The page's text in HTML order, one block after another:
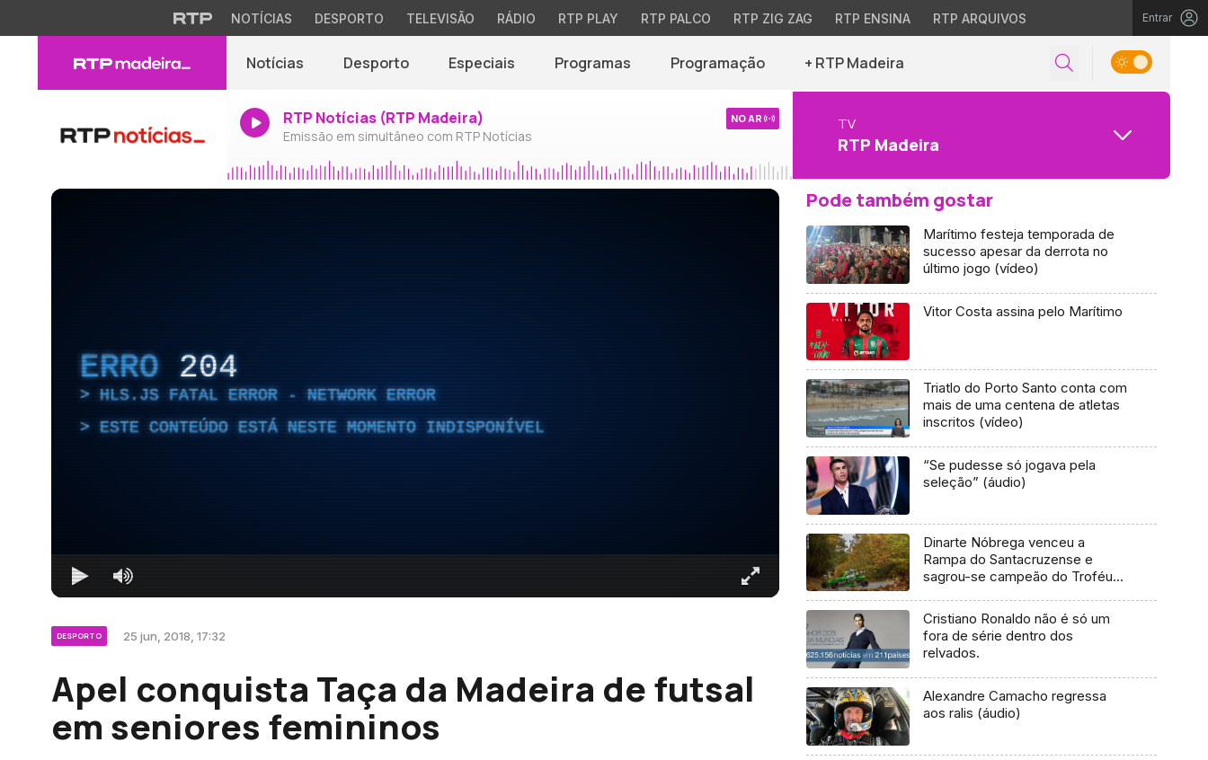
NOTÍCIAS DESPORTO TELEVISÃO RÁDIO RTP PLAY RTP PALCO RTP ZIG ZAG RTP ENSINA RTP ARQUIVOS Entrar
Notícias Desporto Especiais Programas Programação + RTP Madeira
RTP Notícias (RTP Madeira)
Emissão em simultâneo com RTP Notícias
NO AR TV
RTP Madeira
ERRO 204
HLS.JS FATAL ERROR - NETWORK ERROR
ESTE CONTEÚDO ESTÁ NESTE MOMENTO INDISPONÍVEL
DESPORTO 25 jun, 2018, 17:32
Apel conquista Taça da Madeira de futsal
em seniores femininos
Pode também gostar
Marítimo festeja temporada de
sucesso apesar da derrota no
último jogo (vídeo)
Vitor Costa assina pelo Marítimo
Triatlo do Porto Santo conta com
mais de uma centena de atletas
inscritos (vídeo)
“Se pudesse só jogava pela
seleção” (áudio)
Dinarte Nóbrega venceu a
Rampa do Santacruzense e
sagrou-se campeão do Troféu
Cristiano Ronaldo não é só um
fora de série dentro dos
relvados.
Alexandre Camacho regressa
aos ralis (áudio)